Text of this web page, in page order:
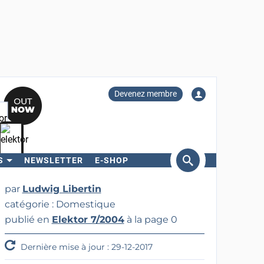
Devenez membre
NEWSLETTER E-SHOP
par Ludwig Libertin
catégorie : Domestique
publié en Elektor 7/2004à la page 0
Dernière mise à jour : 29-12-2017